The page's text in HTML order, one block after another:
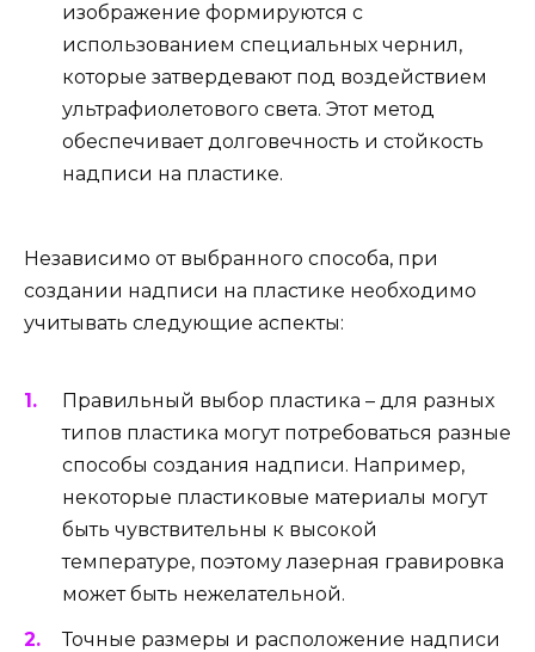
изображение формируются с
использованием специальных чернил,
которые затвердевают под воздействием
ультрафиолетового света. Этот метод
обеспечивает долговечность и стойкость
надписи на пластике.
Независимо от выбранного способа, при
создании надписи на пластике необходимо
учитывать следующие аспекты:
Правильный выбор пластика – для разных
типов пластика могут потребоваться разные
способы создания надписи. Например,
некоторые пластиковые материалы могут
быть чувствительны к высокой
температуре, поэтому лазерная гравировка
может быть нежелательной.
Точные размеры и расположение надписи